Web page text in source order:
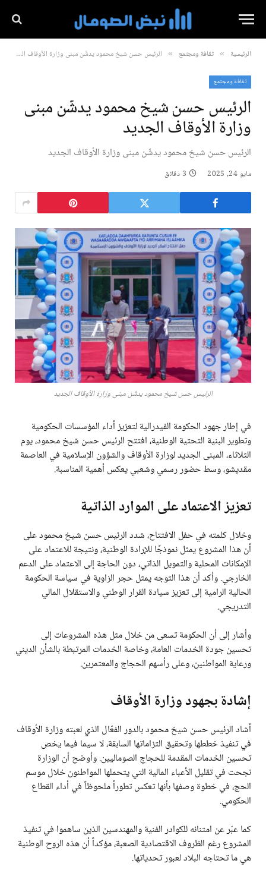
الرئيسية » ثقافة ومجتمع » الرئيس حسن شيخ محمود يدشّن مبنى وزارة الأوقاف الجديد
ثقافة ومجتمع
الرئيس حسن شيخ محمود يدشّن مبنى
وزارة الأوقاف الجديد
الرئيس حسن شيخ محمود يدشّن مبنى وزارة الأوقاف الجديد
مايو 24, 2025 3 دقائق
الرئيس حسن شيخ محمود يدشّن مبنى وزارة الأوقاف الجديد
في إطار جهود الحكومة الفيدرالية لتعزيز أداء المؤسسات الحكومية
وتطوير البنية التحتية الوطنية، افتتح الرئيس حسن شيخ محمود، يوم
الثلاثاء، المبنى الجديد لوزارة الأوقاف والشؤون الإسلامية في العاصمة
مقديشو، وسط حضور رسمي وشعبي يعكس أهمية المناسبة.
تعزيز الاعتماد على الموارد الذاتية
وخلال كلمته في حفل الافتتاح، شدد الرئيس حسن شيخ محمود على
أن هذا المشروع يمثل نموذجًا للإرادة الوطنية، ونتيجة للاعتماد على
الإمكانات المحلية والتمويل الذاتي، دون الحاجة إلى الاعتماد على الدعم
الخارجي. وأكد أن هذا التوجه يمثل حجر الزاوية في سياسة الحكومة
الحالية الرامية إلى تعزيز سيادة القرار الوطني والاستقلال المالي
التدريجي.
وأشار إلى أن الحكومة تسعى من خلال مثل هذه المشروعات إلى
تحسين جودة الخدمات العامة، وخاصة الخدمات المرتبطة بالشأن الديني
ورعاية المواطنين، وعلى رأسهم الحجاج والمعتمرين.
إشادة بجهود وزارة الأوقاف
أشاد الرئيس حسن شيخ محمود بالدور الفعّال الذي لعبته وزارة الأوقاف
في تنفيذ خططها وتحقيق التزاماتها السابقة، لا سيما فيما يخص
تحسين الخدمات المقدمة للحجاج الصوماليين. وأوضح أن الوزارة
نجحت في تقليل الأعباء المالية التي يتحملها المواطنون خلال موسم
الحج، في خطوة وصفها بأنها تعكس تطوراً ملحوظاً في أداء القطاع
الحكومي.
كما عبّر عن امتنانه للكوادر الفنية والمهندسين الذين ساهموا في تنفيذ
المشروع رغم الظروف الاقتصادية الصعبة، مؤكداً أن هذه الروح الوطنية
هي ما تحتاجه البلاد لعبور تحدياتها.